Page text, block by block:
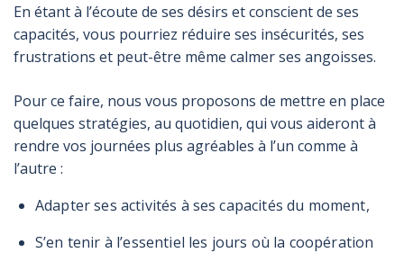
En étant à l’écoute de ses désirs et conscient de ses
capacités, vous pourriez réduire ses insécurités, ses
frustrations et peut-être même calmer ses angoisses.
Pour ce faire, nous vous proposons de mettre en place
quelques stratégies, au quotidien, qui vous aideront à
rendre vos journées plus agréables à l’un comme à
l’autre :
Adapter ses activités à ses capacités du moment,
S’en tenir à l’essentiel les jours où la coopération